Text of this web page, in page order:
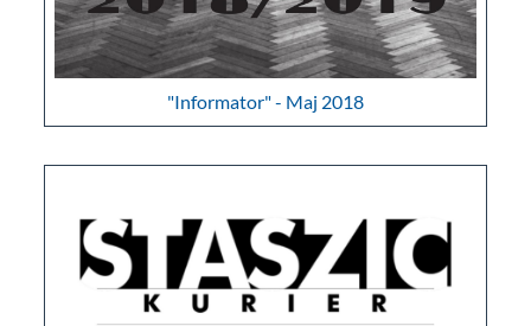
"Informator" - Maj 2018